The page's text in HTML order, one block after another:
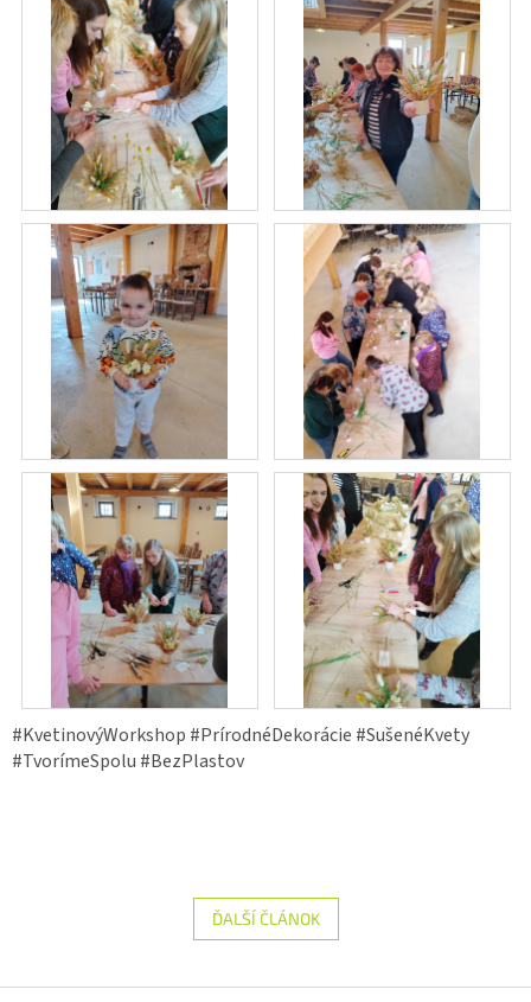
#KvetinovýWorkshop #PrírodnéDekorácie #SušenéKvety
#TvorímeSpolu #BezPlastov
ĎALŠÍ ČLÁNOK